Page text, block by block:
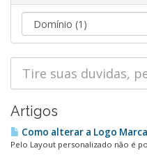
Artigos
Como alterar a Logo
Pelo Layout personalizado não é